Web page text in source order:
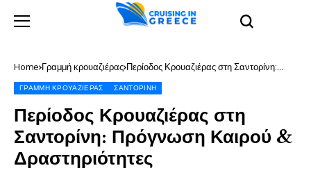
Home Γραμμή κρουαζιέρας Περίοδος Κρουαζιέρας στη Σαντορίνη:
ΓΡΑΜΜΉ ΚΡΟΥΑΖΙΈΡΑΣ ΣΑΝΤΟΡΊΝΗ
Περίοδος Κρουαζιέρας στη
Σαντορίνη: Πρόγνωση Καιρού &
Δραστηριότητες